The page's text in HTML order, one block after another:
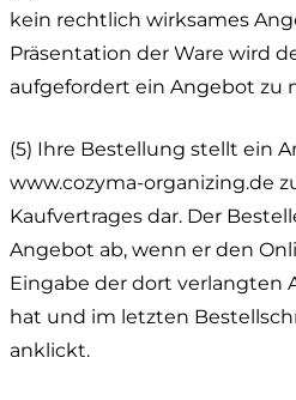
kein rechtlich wirksames
Präsentation der Ware wird
aufgefordert ein Angebot zu
(5) Ihre Bestellung stellt ein
www.cozyma-organizing.de
Kaufvertrages dar. Der
Angebot ab, wenn er den
Eingabe der dort verlangten
hat und im letzten
anklickt.